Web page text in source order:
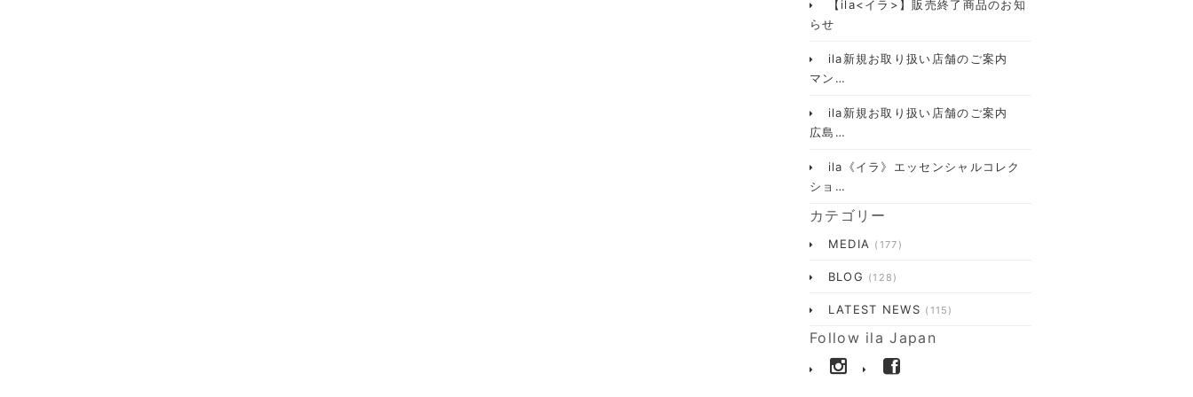
【ila<イラ>】販売終了商品のお知
らせ
ila新規お取り扱い店舗のご案内
マン…
ila新規お取り扱い店舗のご案内
広島…
ila《イラ》エッセンシャルコレク
ショ…
カテゴリー
MEDIA (177)
BLOG (128)
LATEST NEWS (115)
Follow ila Japan